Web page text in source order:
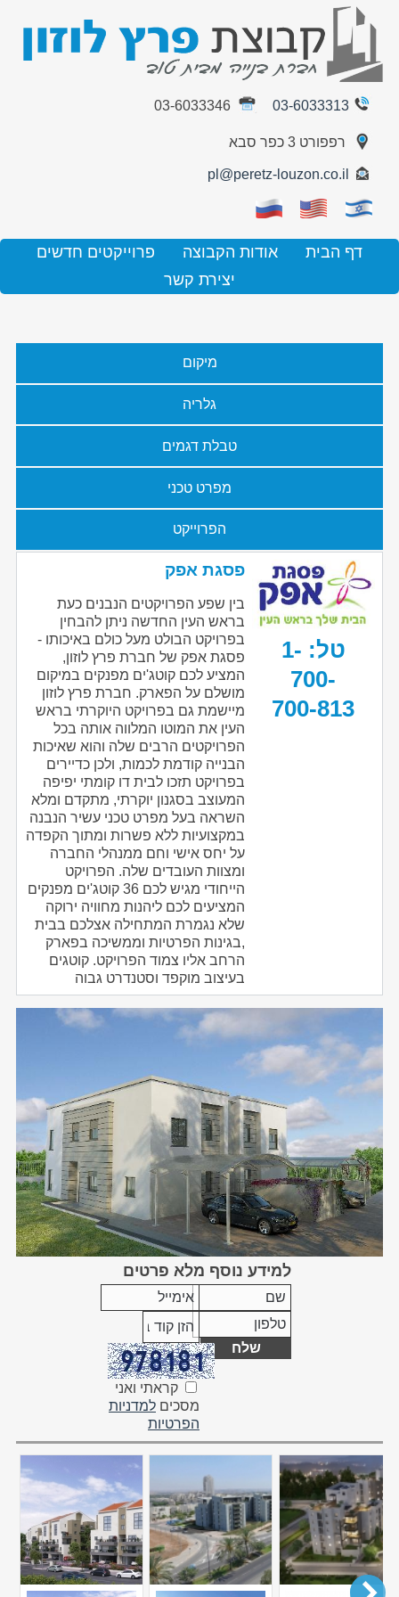
03-6033346 03-6033313
pl@peretz-louzon.co.il
דף הבית אודות הקבוצה
פרוייקטים חדשים
יצירת קשר
הפרוייקט
מפרט טכני
טבלת דגמים
גלריה
מיקום
טל: 1-
700-
700-813
פסגת אפק
בין שפע הפרויקטים הנבנים כעת
בראש העין החדשה ניתן להבחין
בפרויקט הבולט מעל כולם באיכותו -
פסגת אפק של חברת פרץ לוזון,
המציע לכם קוטג'ים מפנקים במיקום
מושלם על הפארק. חברת פרץ לוזון
מיישמת גם בפרויקט היוקרתי בראש
העין את המוטו המלווה אותה בכל
הפרויקטים הרבים שלה והוא שאיכות
הבנייה קודמת לכמות, ולכן כדיירים
בפרויקט תזכו לבית דו קומתי יפיפה
המעוצב בסגנון יוקרתי, מתקדם ומלא
השראה בעל מפרט טכני עשיר הנבנה
במקצועיות ללא פשרות ומתוך הקפדה
על יחס אישי וחם ממנהלי החברה
ומצוות העובדים שלה. הפרויקט
הייחודי מגיש לכם 36 קוטג'ים מפנקים
המציעים לכם ליהנות מחוויה ירוקה
שלא נגמרת המתחילה אצלכם בבית
,בגינות הפרטיות וממשיכה בפארק
הרחב אליו צמוד הפרויקט. קוטגים
בעיצוב מוקפד וסטנדרט גבוה
למידע נוסף מלא פרטים
קראתי ואני
מסכים למדניות
הפרטיות